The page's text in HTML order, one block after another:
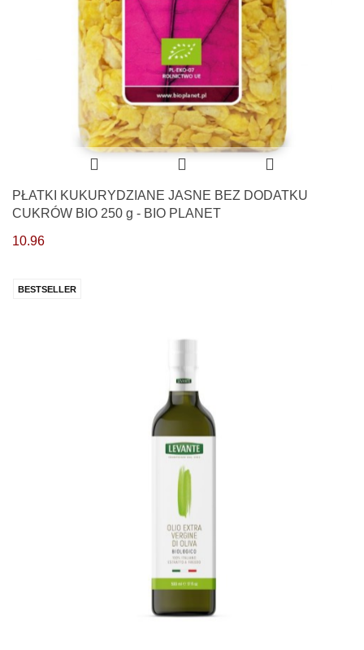
PŁATKI KUKURYDZIANE JASNE BEZ DODATKU
CUKRÓW BIO 250 g - BIO PLANET
10.96
BESTSELLER